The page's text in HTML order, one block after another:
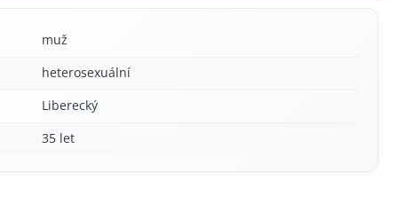
muž
heterosexuální
Liberecký
35 let